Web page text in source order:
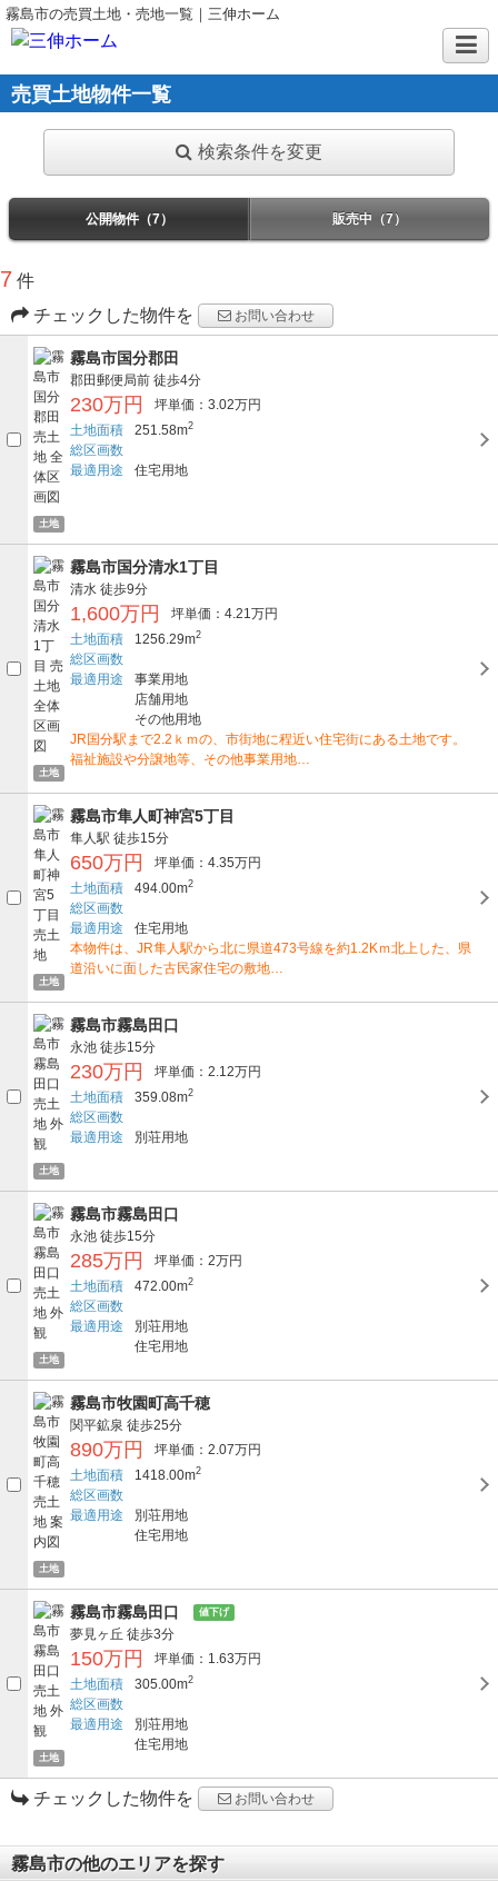
霧島市の売買土地・売地一覧｜三伸ホーム
売買土地物件一覧
検索条件を変更
公開物件（7） 販売中（7）
7 件
チェックした物件を
お問い合わせ
土地
霧島市国分郡田
郡田郵便局前 徒歩4分
230万円
坪単価：3.02万円
土地面積
251.58m2
総区画数
最適用途
住宅用地
土地
霧島市国分清水1丁目
清水 徒歩9分
1,600万円
坪単価：4.21万円
土地面積
1256.29m2
総区画数
最適用途
事業用地
店舗用地
その他用地
JR国分駅まで2.2ｋｍの、市街地に程近い住宅街にある土地です。
福祉施設や分譲地等、その他事業用地…
土地
霧島市隼人町神宮5丁目
隼人駅 徒歩15分
650万円
坪単価：4.35万円
土地面積
494.00m2
総区画数
最適用途
住宅用地
本物件は、JR隼人駅から北に県道473号線を約1.2Kｍ北上した、県
道沿いに面した古民家住宅の敷地…
土地
霧島市霧島田口
永池 徒歩15分
230万円
坪単価：2.12万円
土地面積
359.08m2
総区画数
最適用途
別荘用地
土地
霧島市霧島田口
永池 徒歩15分
285万円
坪単価：2万円
土地面積
472.00m2
総区画数
最適用途
別荘用地
住宅用地
土地
霧島市牧園町高千穂
関平鉱泉 徒歩25分
890万円
坪単価：2.07万円
土地面積
1418.00m2
総区画数
最適用途
別荘用地
住宅用地
土地
霧島市霧島田口 値下げ
夢見ヶ丘 徒歩3分
150万円
坪単価：1.63万円
土地面積
305.00m2
総区画数
最適用途
別荘用地
住宅用地
チェックした物件を お問い合わせ
霧島市の他のエリアを探す